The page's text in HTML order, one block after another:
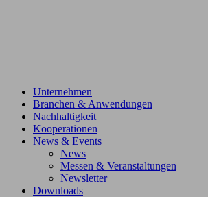
Unternehmen
Branchen & Anwendungen
Nachhaltigkeit
Kooperationen
News & Events
News
Messen & Veranstaltungen
Newsletter
Downloads